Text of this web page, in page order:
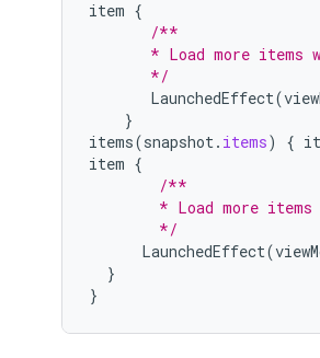
item {
/**
* Load more items
       */
LaunchedEffect(
}
items(snapshot. items) {
item {
/**
* Load more items
        */
LaunchedEffect(
}
}